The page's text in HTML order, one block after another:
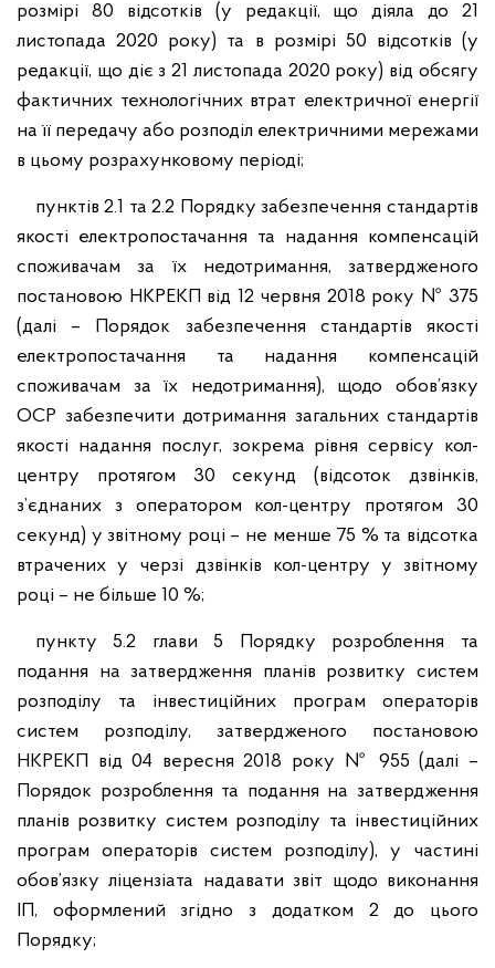
розмірі 80 відсотків (у редакції, що діяла до 21
листопада 2020 року) та в розмірі 50 відсотків (у
редакції, що діє з 21 листопада 2020 року) від обсягу
фактичних технологічних втрат електричної енергії
на її передачу або розподіл електричними мережами
в цьому розрахунковому періоді;
пунктів 2.1 та 2.2 Порядку забезпечення стандартів
якості електропостачання та надання компенсацій
споживачам за їх недотримання, затвердженого
постановою НКРЕКП від 12 червня 2018 року № 375
(далі – Порядок забезпечення стандартів якості
електропостачання та надання компенсацій
споживачам за їх недотримання), щодо обов’язку
ОСР забезпечити дотримання загальних стандартів
якості надання послуг, зокрема рівня сервісу кол-
центру протягом 30 секунд (відсоток дзвінків,
з’єднаних з оператором кол-центру протягом 30
секунд) у звітному році – не менше 75 % та відсотка
втрачених у черзі дзвінків кол-центру у звітному
році – не більше 10 %;
пункту 5.2 глави 5 Порядку розроблення та
подання на затвердження планів розвитку систем
розподілу та інвестиційних програм операторів
систем розподілу, затвердженого постановою
НКРЕКП від 04 вересня 2018 року № 955 (далі –
Порядок розроблення та подання на затвердження
планів розвитку систем розподілу та інвестиційних
програм операторів систем розподілу), у частині
обов’язку ліцензіата надавати звіт щодо виконання
ІП, оформлений згідно з додатком 2 до цього
Порядку;